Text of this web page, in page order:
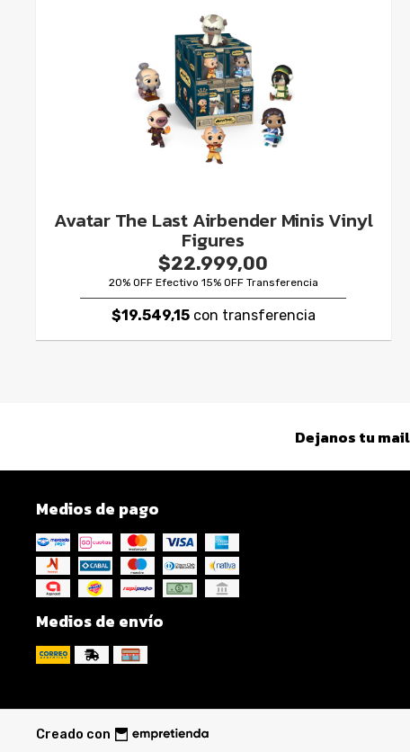
Avatar The Last Airbender Minis Vinyl
Figures
$22.999,00
20% OFF Efectivo 15% OFF Transferencia
$19.549,15con transferencia
Dejanos tu
Medios de pago
Medios de envío
Creado con